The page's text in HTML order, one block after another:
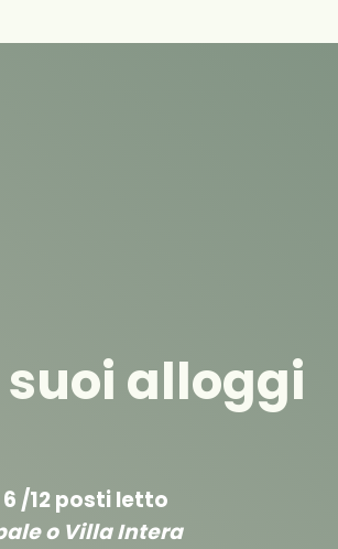
suoi alloggi
/12 posti letto
o Villa Intera